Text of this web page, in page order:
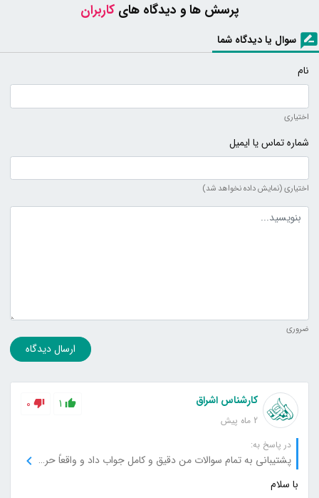
پرسش ها و دیدگاه هایکاربران
سوال یا دیدگاه شما
نام
اختیاری
شماره تماس یا ایمیل
اختیاری (نمایش داده نخواهد شد)
متن دیدگاه
ضروری
ارسال دیدگاه
کارشناس اشراق
2 ماه پیش
1
0
در پاسخ به:
پشتیبانی به تمام سوالات من دقیق و کامل جواب داد و واقعاً حرفه‌ای عمل کرد.